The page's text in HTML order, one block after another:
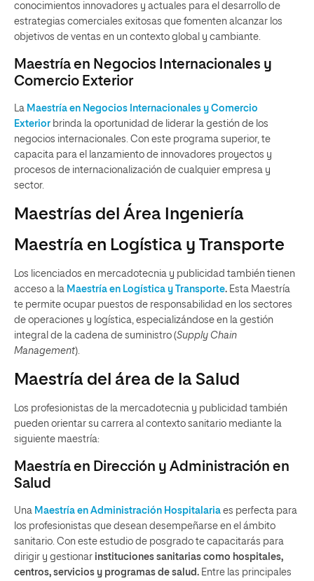
conocimientos innovadores y actuales para el desarrollo de
estrategias comerciales exitosas que fomenten alcanzar los
objetivos de ventas en un contexto global y cambiante.
Maestría en Negocios Internacionales y
Comercio Exterior
La Maestría en Negocios Internacionales y Comercio
Exterior brinda la oportunidad de liderar la gestión de los
negocios internacionales. Con este programa superior, te
capacita para el lanzamiento de innovadores proyectos y
procesos de internacionalización de cualquier empresa y
sector.
Maestrías del Área Ingeniería
Maestría en Logística y Transporte
Los licenciados en mercadotecnia y publicidad también tienen
acceso a la Maestría en Logística y Transporte. Esta Maestría
te permite ocupar puestos de responsabilidad en los sectores
de operaciones y logística, especializándose en la gestión
integral de la cadena de suministro (Supply Chain
Management).
Maestría del área de la Salud
Los profesionistas de la mercadotecnia y publicidad también
pueden orientar su carrera al contexto sanitario mediante la
siguiente maestría:
Maestría en Dirección y Administración en
Salud
Una Maestría en Administración Hospitalaria es perfecta para
los profesionistas que desean desempeñarse en el ámbito
sanitario. Con este estudio de posgrado te capacitarás para
dirigir y gestionar instituciones sanitarias como hospitales,
centros, servicios y programas de salud. Entre las principales